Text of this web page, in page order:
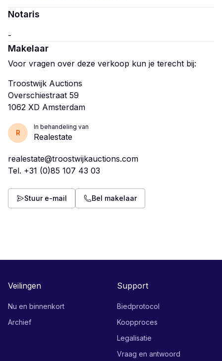
Notaris
Makelaar
Voor vragen over deze verkoop kun je terecht bij:
Troostwijk Auctions
Overschiestraat 59
R
In behandeling van
Realestate
realestate@troostwijkauctions.com
Tel. +31 (0)85 107 43 03
Stuur e-mail Bel makelaar
Veilingen
Nu en binnenkort
Archief
Support
Biedprotocol
Koopproces
Legalisatie
Vraag en antwoord